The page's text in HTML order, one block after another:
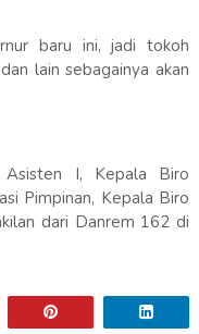
baru ini, jadi tokoh
lain sebagainya akan
I, Kepala Biro
Pimpinan, Kepala Biro
dari Danrem 162 di